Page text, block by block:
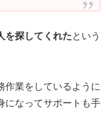
を探してくれたという
作業をしているように
になってサポートも手